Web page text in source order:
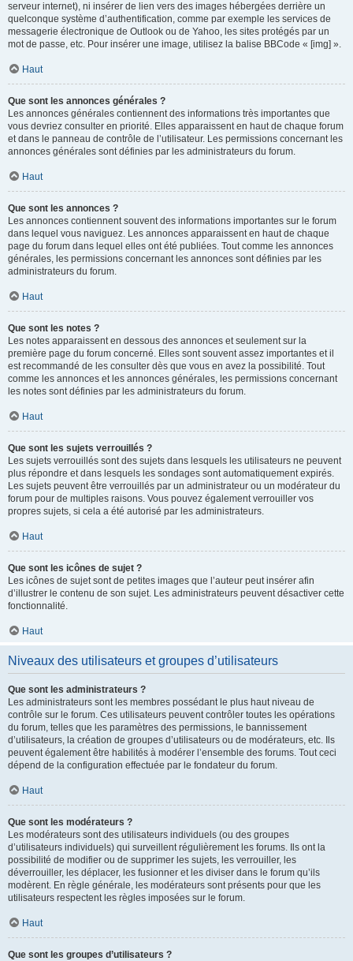
serveur internet), ni insérer de lien vers des images hébergées derrière un
quelconque système d’authentification, comme par exemple les services de
messagerie électronique de Outlook ou de Yahoo, les sites protégés par un
mot de passe, etc. Pour insérer une image, utilisez la balise BBCode « [img] ».
Haut
Que sont les annonces générales ?
Les annonces générales contiennent des informations très importantes que
vous devriez consulter en priorité. Elles apparaissent en haut de chaque forum
et dans le panneau de contrôle de l’utilisateur. Les permissions concernant les
annonces générales sont définies par les administrateurs du forum.
Haut
Que sont les annonces ?
Les annonces contiennent souvent des informations importantes sur le forum
dans lequel vous naviguez. Les annonces apparaissent en haut de chaque
page du forum dans lequel elles ont été publiées. Tout comme les annonces
générales, les permissions concernant les annonces sont définies par les
administrateurs du forum.
Haut
Que sont les notes ?
Les notes apparaissent en dessous des annonces et seulement sur la
première page du forum concerné. Elles sont souvent assez importantes et il
est recommandé de les consulter dès que vous en avez la possibilité. Tout
comme les annonces et les annonces générales, les permissions concernant
les notes sont définies par les administrateurs du forum.
Haut
Que sont les sujets verrouillés ?
Les sujets verrouillés sont des sujets dans lesquels les utilisateurs ne peuvent
plus répondre et dans lesquels les sondages sont automatiquement expirés.
Les sujets peuvent être verrouillés par un administrateur ou un modérateur du
forum pour de multiples raisons. Vous pouvez également verrouiller vos
propres sujets, si cela a été autorisé par les administrateurs.
Haut
Que sont les icônes de sujet ?
Les icônes de sujet sont de petites images que l’auteur peut insérer afin
d’illustrer le contenu de son sujet. Les administrateurs peuvent désactiver cette
fonctionnalité.
Haut
Niveaux des utilisateurs et groupes d’utilisateurs
Que sont les administrateurs ?
Les administrateurs sont les membres possédant le plus haut niveau de
contrôle sur le forum. Ces utilisateurs peuvent contrôler toutes les opérations
du forum, telles que les paramètres des permissions, le bannissement
d’utilisateurs, la création de groupes d’utilisateurs ou de modérateurs, etc. Ils
peuvent également être habilités à modérer l’ensemble des forums. Tout ceci
dépend de la configuration effectuée par le fondateur du forum.
Haut
Que sont les modérateurs ?
Les modérateurs sont des utilisateurs individuels (ou des groupes
d’utilisateurs individuels) qui surveillent régulièrement les forums. Ils ont la
possibilité de modifier ou de supprimer les sujets, les verrouiller, les
déverrouiller, les déplacer, les fusionner et les diviser dans le forum qu’ils
modèrent. En règle générale, les modérateurs sont présents pour que les
utilisateurs respectent les règles imposées sur le forum.
Haut
Que sont les groupes d’utilisateurs ?